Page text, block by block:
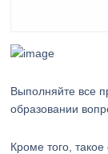
Выполняйте все
образовании
Кроме того,